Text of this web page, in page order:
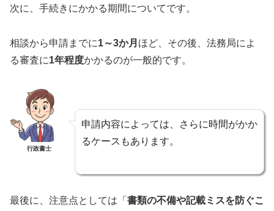
次に、手続きにかかる期間についてです。
相談から申請までに1～3か月 ほど、その後、法務局によ
る審査に1年程度かかるのが一般的です。
行政書士
申請内容によっては、さらに時間がかか
るケースもあります。
最後に、注意点としては「 書類の不備や記載ミスを防ぐこ